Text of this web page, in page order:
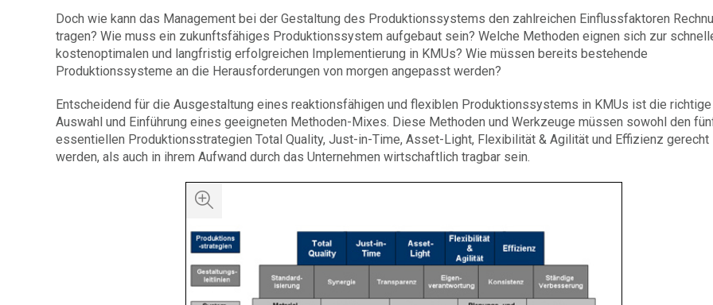
Doch wie kann das Management bei der Gestaltung des Produktionssystems den zahlreichen Einflussfaktoren
tragen? Wie muss ein zukunftsfähiges Produktionssystem aufgebaut sein? Welche Methoden eignen sich zur
kostenoptimalen und langfristig erfolgreichen Implementierung in KMUs? Wie müssen bereits bestehende
Produktionssysteme an die Herausforderungen von morgen angepasst werden?
Entscheidend für die Ausgestaltung eines reaktionsfähigen und flexiblen Produktionssystems in KMUs ist die richtige
Auswahl und Einführung eines geeigneten Methoden-Mixes. Diese Methoden und Werkzeuge müssen sowohl den
essentiellen Produktionsstrategien Total Quality, Just-in-Time, Asset-Light, Flexibilität & Agilität und Effizienz gerecht
werden, als auch in ihrem Aufwand durch das Unternehmen wirtschaftlich tragbar sein.